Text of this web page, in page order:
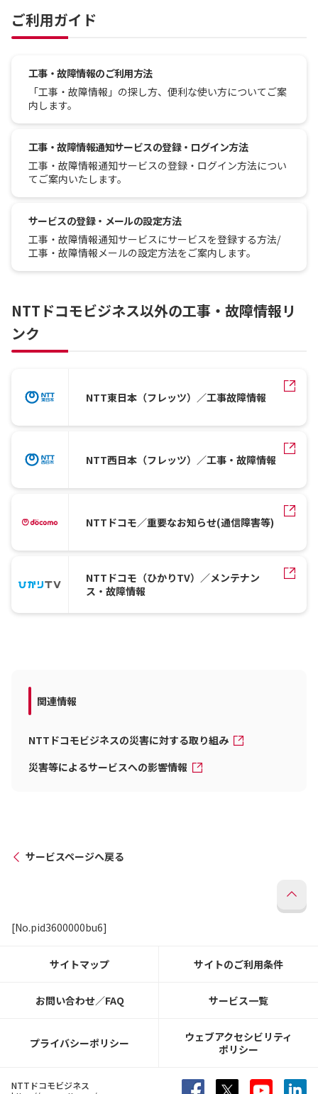
ご利用ガイド
工事・故障情報のご利用方法
「工事・故障情報」の探し方、便利な使い方についてご案
内します。
工事・故障情報通知サービスの登録・ログイン方法
工事・故障情報通知サービスの登録・ログイン方法につい
てご案内いたします。
サービスの登録・メールの設定方法
工事・故障情報通知サービスにサービスを登録する方法/
工事・故障情報メールの設定方法をご案内します。
NTTドコモビジネス以外の工事・故障情報リ
ンク
NTT東日本（フレッツ）／工事故障情報
NTT西日本（フレッツ）／工事・故障情報
NTTドコモ／重要なお知らせ(通信障害等)
NTTドコモ（ひかりTV）／メンテナン
ス・故障情報
関連情報
NTTドコモビジネスの災害に対する取り組み
災害等によるサービスへの影響情報
サービスページへ戻る
[No.pid3600000bu6]
サイトマップ サイトのご利用条件
お問い合わせ／FAQ サービス一覧
プライバシーポリシー
ウェブアクセシビリティ
ポリシー
NTTドコモビジネス